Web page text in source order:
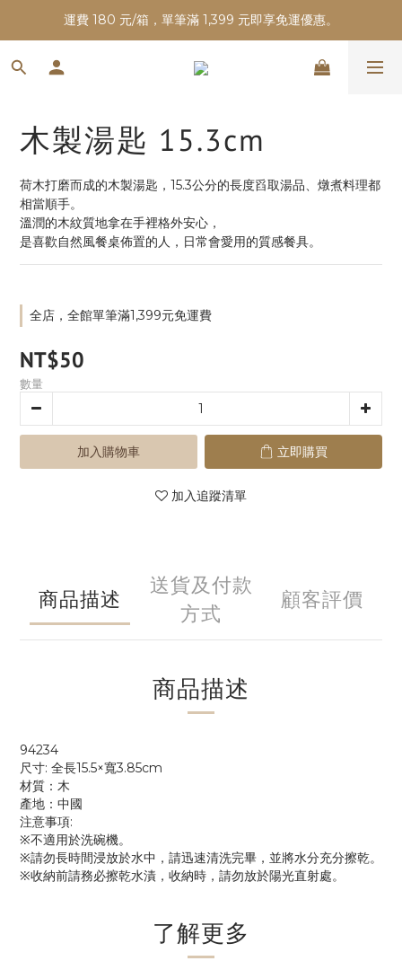
運費 180 元/箱，單筆滿 1,399 元即享免運優惠。
木製湯匙 15.3cm
荷木打磨而成的木製湯匙，15.3公分的長度舀取湯品、燉煮料理都
相當順手。
溫潤的木紋質地拿在手裡格外安心，
是喜歡自然風餐桌佈置的人，日常會愛用的質感餐具。
全店，全館單筆滿1,399元免運費
NT$50
數量
加入購物車 立即購買
加入追蹤清單
商品描述
送貨及付款
方式
顧客評價
商品描述
94234
尺寸: 全長15.5×寬3.85cm
材質：木
產地：中國
注意事項:
※不適用於洗碗機。
※請勿長時間浸放於水中，請迅速清洗完畢，並將水分充分擦乾。
※收納前請務必擦乾水漬，收納時，請勿放於陽光直射處。
了解更多